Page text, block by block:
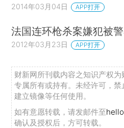
2014年03月04日 APP打开
法国连环枪杀案嫌犯被
2012年03月23日 APP打开
财新网所刊载内容之知识产权
专属所有或持有。未经许可，
建立镜像等任何使用。
如有意愿转载，请发邮件至
确认及授权后，方可转载。